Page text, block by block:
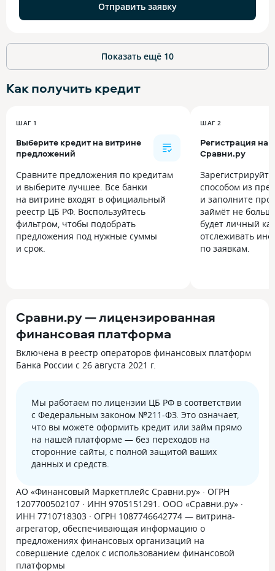
Отправить заявку
Показать ещё 10
Как получить кредит
ШАГ 1
Выберите кредит на витрине
предложений
Сравните предложения по кредитам
и выберите лучшее. Все банки
на витрине входят в официальный
реестр ЦБ РФ. Воспользуйтесь
фильтром, чтобы подобрать
предложения под нужные суммы
и срок.
ШАГ 2
Регистрация на
Сравни.ру
способом из
и заполните
займёт не
будет личный
отслеживать
по заявкам.
Сравни.ру — лицензированная
финансовая платформа
Включена в реестр операторов финансовых платформ
Банка России с 26 августа 2021 г.
Мы работаем по лицензии ЦБ РФ в соответствии
с Федеральным законом №211-ФЗ. Это означает,
что вы можете оформить кредит или займ прямо
на нашей платформе — без переходов на
сторонние сайты, с полной защитой ваших
данных и средств.
АО «Финансовый Маркетплейс Сравни.ру» · ОГРН
1207700502107 · ИНН 9705151291. ООО «Сравни.ру» ·
ИНН 7710718303 · ОГРН 1087746642774 — витрина-
агрегатор, обеспечивающая информацию о
предложениях финансовых организаций на
совершение сделок с использованием финансовой
платформы